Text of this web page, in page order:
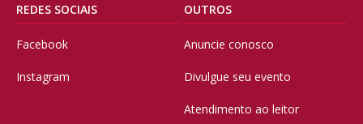
REDES SOCIAIS
Facebook
Instagram
OUTROS
Anuncie conosco
Divulgue seu evento
Atendimento ao leitor